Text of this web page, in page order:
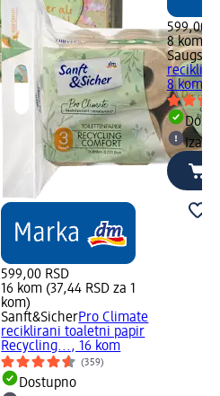
599,00 RSD
16 kom (37,44 RSD za 1
kom)
Sanft&SicherPro Climate
reciklirani toaletni papir
Recycling..., 16 kom
(359)
Dostupno
599,00
8 kom
8 kom